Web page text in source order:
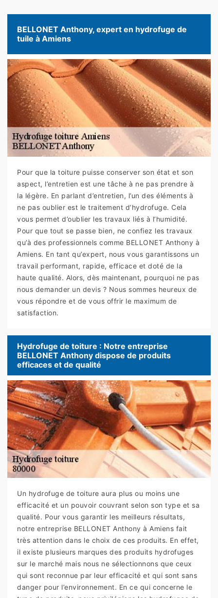
BELLONET Anthony, expert en hydrofuge de
tuile à Amiens
Pour que la toiture puisse conserver son état et son
aspect, l’entretien est une tâche à ne pas prendre à
la légère. En parlant d’entretien, l’un des éléments à
ne pas oublier est le traitement d’hydrofuge. Cela
vous permet d’oublier les travaux liés à l’humidité.
Pour que tout se passe bien, ne confiez les travaux
qu’à des professionnels comme BELLONET Anthony à
Amiens. En tant qu’expert, nous vous garantissons un
travail performant, rapide, efficace et doté de la
haute qualité. Alors, dès maintenant, pourquoi ne pas
nous demander un devis ? Nous sommes heureux de
vous répondre et de vous offrir le maximum de
satisfaction.
Hydrofuge de toiture : Notre entreprise
BELLONET Anthony dispose de produits
efficaces et de qualité
Un hydrofuge de toiture aura plus ou moins une
efficacité et un pouvoir couvrant selon son type et sa
qualité. Pour vous garantir les meilleurs résultats,
notre entreprise BELLONET Anthony à Amiens fait
très attention dans le choix de ces produits. En effet,
il existe plusieurs marques des produits hydrofuges
sur le marché mais nous ne sélectionnons que ceux
qui sont reconnue par leur efficacité et qui sont sans
danger pour l’environnement. En ce qui concerne le